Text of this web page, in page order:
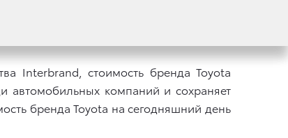
Interbrand, стоимость бренда Toyota
автомобильных компаний и сохраняет
бренда Toyota на сегодняшний день